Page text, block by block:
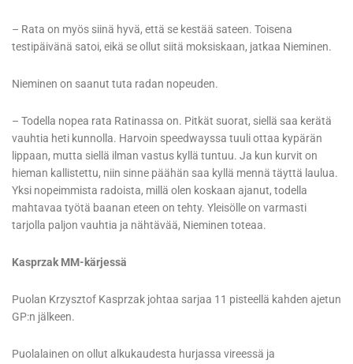
– Rata on myös siinä hyvä, että se kestää sateen. Toisena
testipäivänä satoi, eikä se ollut siitä moksiskaan, jatkaa Nieminen.
Nieminen on saanut tuta radan nopeuden.
– Todella nopea rata Ratinassa on. Pitkät suorat, siellä saa kerätä
vauhtia heti kunnolla. Harvoin speedwayssa tuuli ottaa kypärän
lippaan, mutta siellä ilman vastus kyllä tuntuu. Ja kun kurvit on
hieman kallistettu, niin sinne päähän saa kyllä mennä täyttä laulua.
Yksi nopeimmista radoista, millä olen koskaan ajanut, todella
mahtavaa työtä baanan eteen on tehty. Yleisölle on varmasti
tarjolla paljon vauhtia ja nähtävää, Nieminen toteaa.
Kasprzak MM-kärjessä
Puolan Krzysztof Kasprzak johtaa sarjaa 11 pisteellä kahden ajetun
GP:n jälkeen.
Puolalainen on ollut alkukaudesta hurjassa vireessä ja